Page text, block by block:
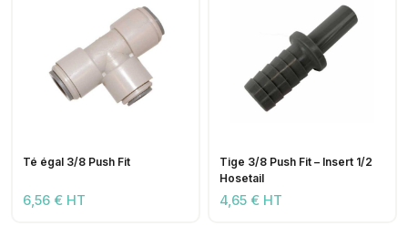
Té égal 3/8 Push Fit
6,56 € HT
Tige 3/8 Push Fit – Insert 1/2
Hosetail
4,65 € HT